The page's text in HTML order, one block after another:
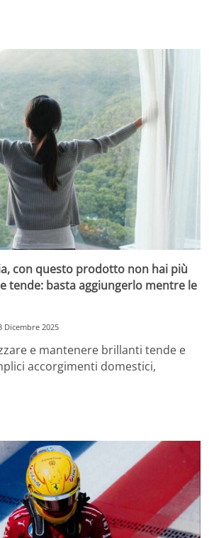
con questo prodotto non hai più
tende: basta aggiungerlo mentre le
Dicembre 2025
e mantenere brillanti tende e
accorgimenti domestici,